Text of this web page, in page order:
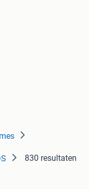
830 resultaten